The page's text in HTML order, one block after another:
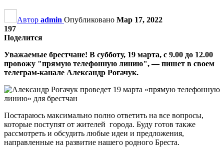
Автор admin Опубликовано Мар 17, 2022
197
Поделится
Уважаемые брестчане! В субботу, 19 марта, с 9.00 до 12.00
провожу "прямую телефонную линию", — пишет в своем
телеграм-канале Александр Рогачук.
Постараюсь максимально полно ответить на все вопросы,
которые поступят от жителей города. Буду готов также
рассмотреть и обсудить любые идеи и предложения,
направленные на развитие нашего родного Бреста.